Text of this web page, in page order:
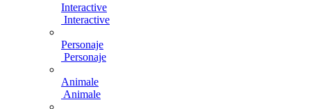
Interactive
Interactive
Personaje
Personaje
Animale
Animale